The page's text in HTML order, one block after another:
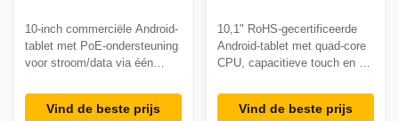
RK3128 Quad-Core
Processor voor
Commercieel Gebruik
10-inch commerciële Android-
tablet met PoE-ondersteuning
voor stroom/data via één
twee beeldschermen en 3 jaar
garantie. Ideaal voor kiosken,
Vind de beste prijs
Tablet met Quad-Core
CPU en Capacitive
Touch
10,1" RoHS-gecertificeerde
Android-tablet met quad-core
CPU, capacitieve touch en 3
industrieel/commercieel
gebruik met OEM/ODM-
Vind de beste prijs